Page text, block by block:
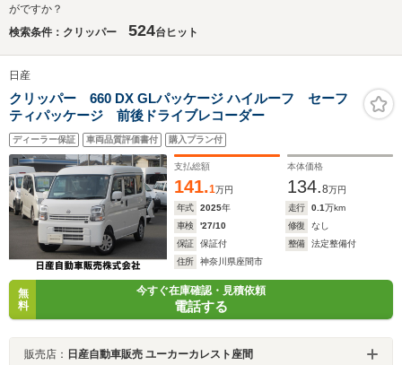
がですか？
検索条件：クリッパー
524台ヒット
日産
クリッパー 660 DX GLパッケージ ハイルーフ セーフ
ティパッケージ 前後ドライブレコーダー
ディーラー保証 車両品質評価書付 購入プラン付
支払総額
141.1万円
本体価格
134.8万円
年式
2025年 走行 0.1万km
車検
'27/10 修復
なし
保証
保証付 整備
法定整備付
住所
神奈川県座間市
無
料
今すぐ在庫確認・見積依頼
電話する
販売店： 日産自動車販売 ユーカーカレスト座間